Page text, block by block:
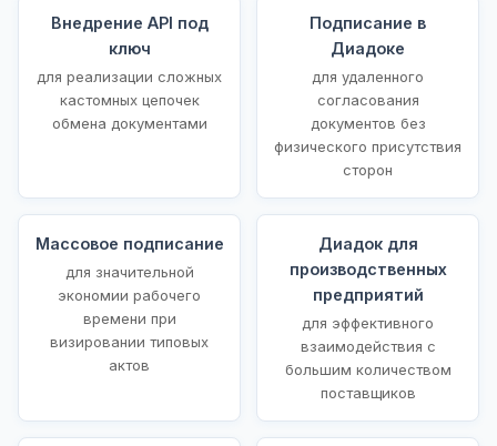
Внедрение API под
ключ
для реализации сложных
кастомных цепочек
обмена документами
Подписание в
Диадоке
для удаленного
согласования
документов без
физического присутствия
сторон
Массовое подписание
для значительной
экономии рабочего
времени при
визировании типовых
актов
Диадок для
производственных
предприятий
для эффективного
взаимодействия с
большим количеством
поставщиков